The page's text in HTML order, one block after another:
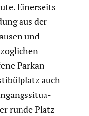
Einer­seits
aus der
und
Parkan­
auch
runde Platz